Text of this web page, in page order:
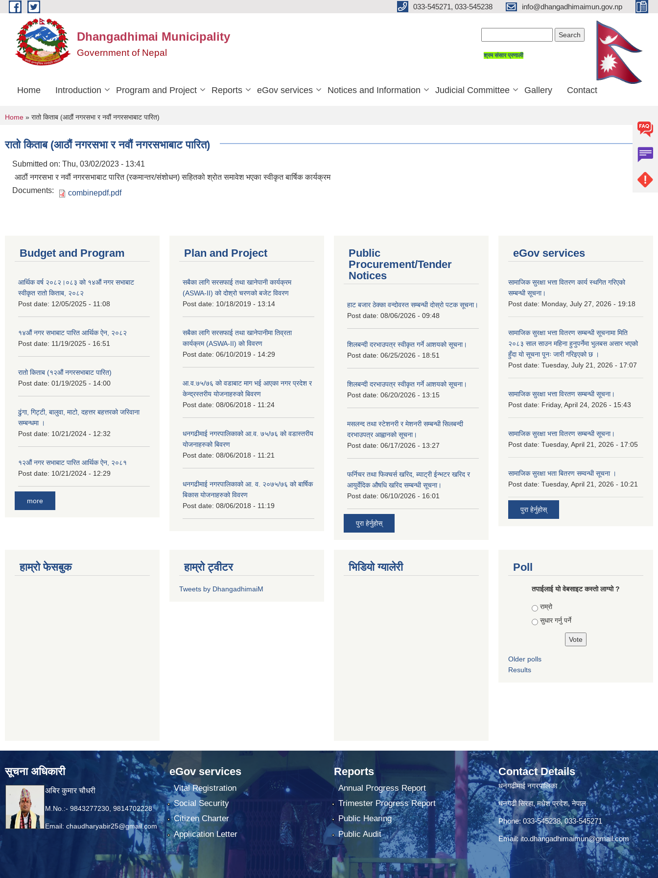
Skip to main content 033-545271, 033-545238 info@dhangadhimaimun.gov.np
Dhangadhimai Municipality
Government of Nepal श्रम संसार प्रणाली
Home Introduction Program and Project Reports eGov services Notices and Information Judicial Committee Gallery Contact
You are here
Home » रातो किताब (आठौं नगरसभा र नवौं नगरसभाबाट पारित)
रातो किताब (आठौं नगरसभा र नवौं नगरसभाबाट पारित)
Submitted on: Thu, 03/02/2023 - 13:41
आठौं नगरसभा र नवौं नगरसभाबाट पारित (रकमान्तर/संशोधन) सहितको श्रोत समावेश भएका स्वीकृत बार्षिक कार्यक्रम
Documents:
combinepdf.pdf
Budget and Program
आर्थिक वर्ष २०८२।०८३ को १४औं नगर सभाबाट
स्वीकृत रातो किताब, २०८२
Post date: 12/05/2025 - 11:08
१४औं नगर सभाबाट पारित आर्थिक ऐन, २०८२
Post date: 11/19/2025 - 16:51
रातो किताब (१२औं नगरसभाबाट पारित)
Post date: 01/19/2025 - 14:00
ढुंगा, गिट्टी, बालुवा, माटो, दहत्तर बहत्तरको जरिवाना
सम्बन्धमा ।
Post date: 10/21/2024 - 12:32
१२औं नगर सभाबाट पारित आर्थिक ऐन, २०८१
Post date: 10/21/2024 - 12:29
more
Plan and Project
सबैका लागि सरसफाई तथा खानेपानी कार्यक्रम
(ASWA-II) को दोश्रो चरणको बजेट विवरण
Post date: 10/18/2019 - 13:14
सबैका लागि सरसफाई तथा खानेपानीमा तिव्रता
कार्यक्रम (ASWA-II) को विवरण
Post date: 06/10/2019 - 14:29
आ.व.७५/७६ को वडाबाट माग भई आएका नगर प्रदेश र
केन्द्रस्तरीय योजनाहरुको बिवरण
Post date: 08/06/2018 - 11:24
धनगढीमाई नगरपालिकाको आ.व. ७५/७६ को वडास्तरीय
योजनाहरुको बिवरण
Post date: 08/06/2018 - 11:21
धनगढीमाई नगरपालिकाको आ. व. २०७५/७६ को बार्षिक
बिकास योजनाहरुको विवरण
Post date: 08/06/2018 - 11:19
Public
Procurement/Tender
Notices
हाट बजार ठेक्का वन्दोवस्त सम्बन्धी दोस्रो पटक सूचना।
Post date: 08/06/2026 - 09:48
शिलबन्दी दरभाउपत्र स्वीकृत गर्ने आशयको सूचना।
Post date: 06/25/2026 - 18:51
शिलबन्दी दरभाउपत्र स्वीकृत गर्ने आशयको सूचना।
Post date: 06/20/2026 - 13:15
मसलन्द तथा स्टेशनरी र मेशनरी सम्बन्धी सिलबन्दी
दरभाउपत्र आह्वानको सूचना।
Post date: 06/17/2026 - 13:27
फर्निचर तथा फिक्चर्स खरिद, ब्याट‍्री ईन्भटर खरिद र
आयुर्वेदिक औषधि खरिद सम्बन्धी सूचना।
Post date: 06/10/2026 - 16:01
पुरा हेर्नुहोस्
eGov services
सामाजिक सुरक्षा भत्ता वितरण कार्य स्थगित गरिएको
सम्बन्धी सूचना।
Post date: Monday, July 27, 2026 - 19:18
सामाजिक सुरक्षा भत्ता वितरण सम्बन्धी सूचनामा मिति
२०८३ साल साउन महिना हुनुपर्नेमा भुलबस असार भएको
हुँदा यो सूचना पूनः जारी गरिइएको छ ।
Post date: Tuesday, July 21, 2026 - 17:07
सामाजिक सुरक्षा भत्ता विरतण सम्बन्धी सूचना।
Post date: Friday, April 24, 2026 - 15:43
सामाजिक सुरक्षा भत्ता वितरण सम्‍बन्धी सूचना।
Post date: Tuesday, April 21, 2026 - 17:05
सामाजिक सुरक्षा भता बितरण सम्वन्धी सूचना ।
Post date: Tuesday, April 21, 2026 - 10:21
पुरा हेर्नुहोस्
हाम्रो फेसबुक हाम्रो ट्वीटर
Tweets by DhangadhimaiM
भिडियाे ग्यालेरी Poll
तपाई‌लाई यो वेबसाइट कस्तो लाग्यो ?
Choices
राम्रो
सुधार गर्नु पर्ने
Older polls
Results
सूचना अधिकारी
अबिर कुमार चौधरी
M.No.:- 9843277230, 9814702228
Email: chaudharyabir25@gmail.com
eGov services
Vital Registration
Social Security
Citizen Charter
Application Letter
Reports
Annual Progress Report
Trimester Progress Report
Public Hearing
Public Audit
Contact Details
धनगढीमाई नगरपालिका
धनगढी सिरहा, मधेश प्रदेश, नेपाल
Phone: 033-545238, 033-545271
Email:ito.dhangadhimaimun@gmail.com